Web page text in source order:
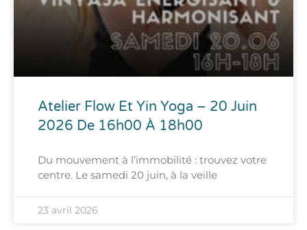
Atelier Flow Et Yin Yoga – 20 Juin
2026 De 16h00 À 18h00
Du mouvement à l’immobilité : trouvez votre
centre. Le samedi 20 juin, à la veille
23 avril 2026